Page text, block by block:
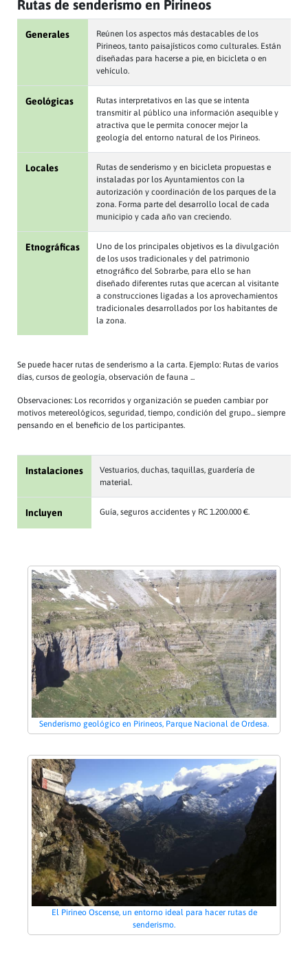
Rutas de senderismo en Pirineos
Generales
Reúnen los aspectos más destacables de los
Pirineos, tanto paisajísticos como culturales. Están
diseñadas para hacerse a pie, en bicicleta o en
vehículo.
Geológicas
Rutas interpretativos en las que se intenta
transmitir al público una información asequible y
atractiva que le permita conocer mejor la
geología del entorno natural de los Pirineos.
Locales
Rutas de senderismo y en bicicleta propuestas e
instaladas por los Ayuntamientos con la
autorización y coordinación de los parques de la
zona. Forma parte del desarrollo local de cada
municipio y cada año van creciendo.
Etnográficas
Uno de los principales objetivos es la divulgación
de los usos tradicionales y del patrimonio
etnográfico del Sobrarbe, para ello se han
diseñado diferentes rutas que acercan al visitante
a construcciones ligadas a los aprovechamientos
tradicionales desarrollados por los habitantes de
la zona.
Se puede hacer rutas de senderismo a la carta. Ejemplo: Rutas de varios
días, cursos de geología, observación de fauna ...
Observaciones: Los recorridos y organización se pueden cambiar por
motivos metereológicos, seguridad, tiempo, condición del grupo... siempre
pensando en el beneficio de los participantes.
Instalaciones
Vestuarios, duchas, taquillas, guardería de
material.
Incluyen Guía, seguros accidentes y RC 1.200.000 €.
Senderismo geológico en Pirineos, Parque Nacional de Ordesa.
El Pirineo Oscense, un entorno ideal para hacer rutas de
senderismo.